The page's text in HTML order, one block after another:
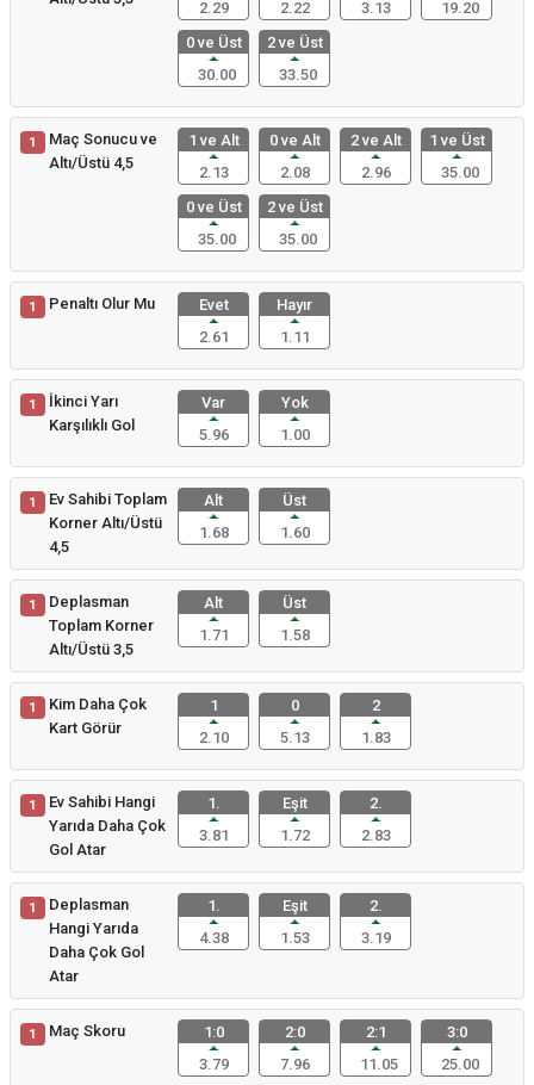
2.29 2.22 3.13
19.20
0 ve Üst
30.00
2 ve Üst
33.50
1
Maç Sonucu ve
Altı/Üstü 4,5
1 ve Alt
2.13
0 ve Alt
2.08
2 ve Alt
2.96
1 ve Üst
35.00
0 ve Üst
35.00
2 ve Üst
35.00
1 Penaltı Olur Mu
Evet
2.61
Hayır
1.11
1
İkinci Yarı
Karşılıklı Gol
Var
5.96
Yok
1.00
1
Ev Sahibi Toplam
Korner Altı/Üstü
4,5
Alt
1.68
Üst
1.60
1
Deplasman
Toplam Korner
Altı/Üstü 3,5
Alt
1.71
Üst
1.58
1
Kim Daha Çok
Kart Görür
1
2.10
0
5.13
2
1.83
1
Ev Sahibi Hangi
Yarıda Daha Çok
Gol Atar
1.
3.81
Eşit
1.72
2.
2.83
1
Deplasman
Hangi Yarıda
Daha Çok Gol
Atar
1.
4.38
Eşit
1.53
2.
3.19
1 Maç Skoru
1:0
3.79
2:0
7.96
2:1
11.05
3:0
25.00